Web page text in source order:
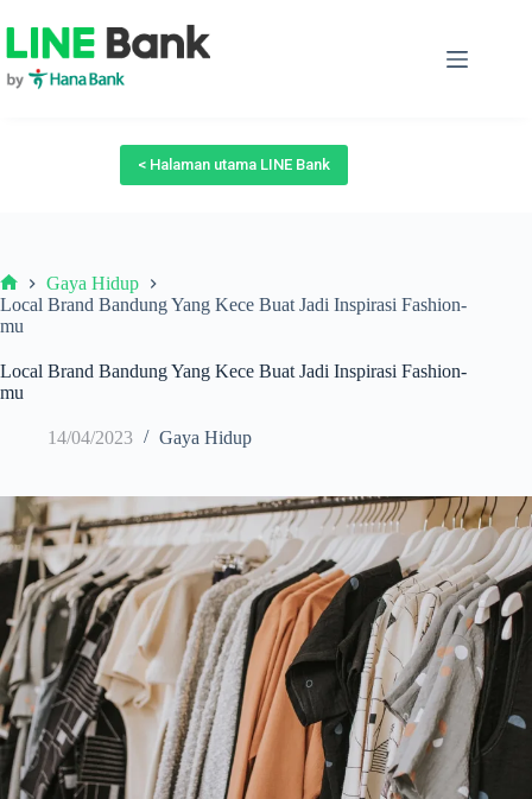
to
content
< Halaman utama LINE Bank
Beranda
Gaya Hidup
Local Brand Bandung Yang Kece Buat Jadi Inspirasi Fashion-
mu
Local Brand Bandung Yang Kece Buat Jadi Inspirasi Fashion-
mu
14/04/2023 Gaya Hidup